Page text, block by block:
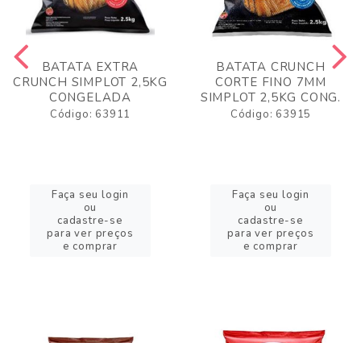
BATATA EXTRA
CRUNCH SIMPLOT 2,5KG
CONGELADA
Código: 63911
Faça seu login
ou
cadastre-se
para ver preços
e comprar
BATATA CRUNCH
CORTE FINO 7MM
SIMPLOT 2,5KG CONG.
Código: 63915
Faça seu login
ou
cadastre-se
para ver preços
e comprar